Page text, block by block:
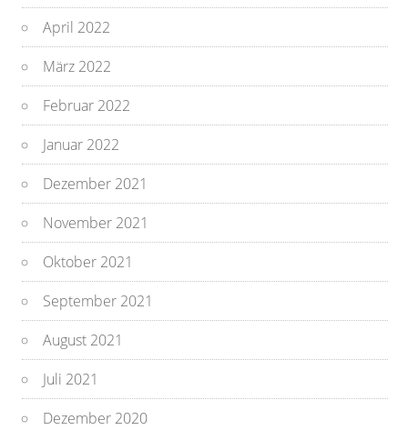
April 2022
März 2022
Februar 2022
Januar 2022
Dezember 2021
November 2021
Oktober 2021
September 2021
August 2021
Juli 2021
Dezember 2020